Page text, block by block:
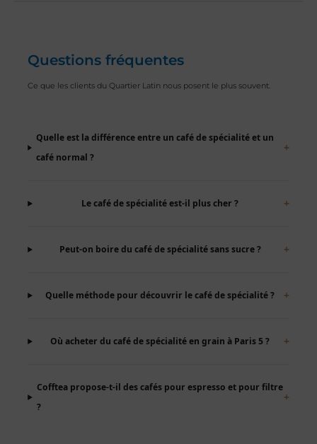
Questions fréquentes
Ce que les clients du Quartier Latin nous posent le plus souvent.
Quelle est la différence entre un café de spécialité et un
café normal ?
+
Le café de spécialité est-il plus cher ? +
Peut-on boire du café de spécialité sans sucre ? +
Quelle méthode pour découvrir le café de spécialité ? +
Où acheter du café de spécialité en grain à Paris 5 ? +
Cofftea propose-t-il des cafés pour espresso et pour filtre
?
+